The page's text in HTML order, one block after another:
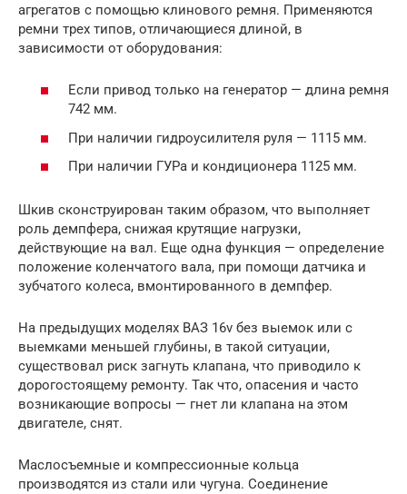
агрегатов с помощью клинового ремня. Применяются
ремни трех типов, отличающиеся длиной, в
зависимости от оборудования:
Если привод только на генератор — длина ремня
742 мм.
При наличии гидроусилителя руля — 1115 мм.
При наличии ГУРа и кондиционера 1125 мм.
Шкив сконструирован таким образом, что выполняет
роль демпфера, снижая крутящие нагрузки,
действующие на вал. Еще одна функция — определение
положение коленчатого вала, при помощи датчика и
зубчатого колеса, вмонтированного в демпфер.
На предыдущих моделях ВАЗ 16v без выемок или с
выемками меньшей глубины, в такой ситуации,
существовал риск загнуть клапана, что приводило к
дорогостоящему ремонту. Так что, опасения и часто
возникающие вопросы — гнет ли клапана на этом
двигателе, снят.
Маслосъемные и компрессионные кольца
производятся из стали или чугуна. Соединение